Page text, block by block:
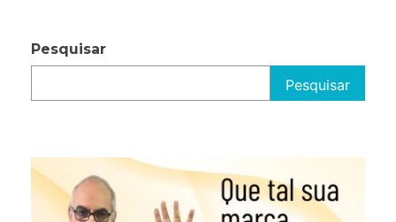
Pesquisar
Pesquisar